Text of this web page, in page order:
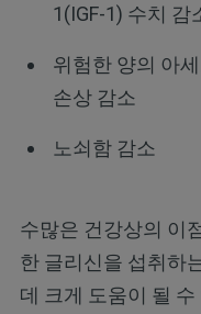
1(IGF-1) 수치 감
위험한 양의 아
손상 감소
노쇠함 감소
수많은 건강상의 이
한 글리신을 섭취하
데 크게 도움이 될